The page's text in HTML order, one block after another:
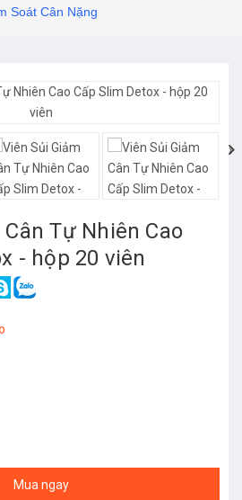
Soát Cân Nặng
›
Tự Nhiên Cao
- hộp 20 viên
Mua ngay